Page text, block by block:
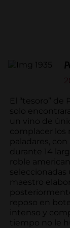
El “tesoro” de
solo
un vino de
complacer los
paladares,
durante 14
roble
seleccionadas
maestro
reposo en
intenso y
tiempo no le